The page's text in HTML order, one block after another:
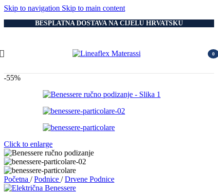
Skip to navigation Skip to main content
BESPLATNA DOSTAVA NA CIJELU HRVATSKU
0
-55%
Click to enlarge
Početna / Podnice / Drvene Podnice